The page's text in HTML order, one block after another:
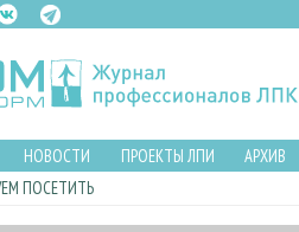
НОВОСТИ ПРОЕКТЫ ЛПИ АРХИВ
ПОСЕТИТЬ